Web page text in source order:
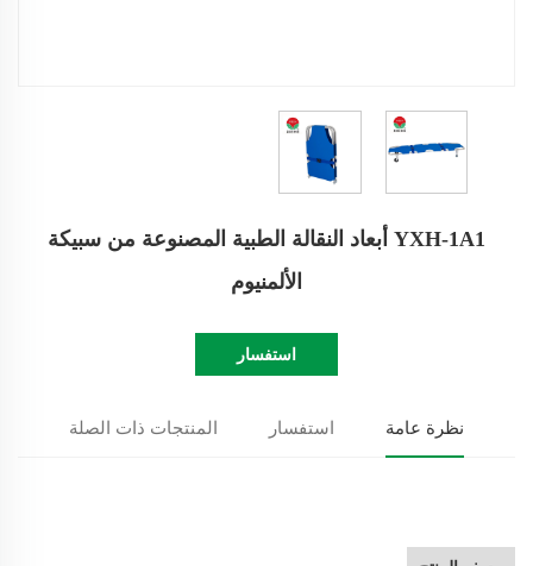
YXH-1A1 أبعاد النقالة الطبية المصنوعة من سبيكة
الألمنيوم
استفسار
نظرة عامة استفسار المنتجات ذات الصلة